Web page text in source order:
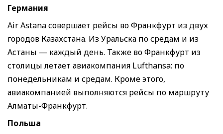
Германия
Air Astana совершает рейсы во Франкфурт из двух
городов Казахстана. Из Уральска по средам и из
Астаны — каждый день. Также во Франкфурт из
столицы летает авиакомпания Lufthansa: по
понедельникам и средам. Кроме этого,
авиакомпанией выполняются рейсы по маршруту
Алматы-Франкфурт.
Польша